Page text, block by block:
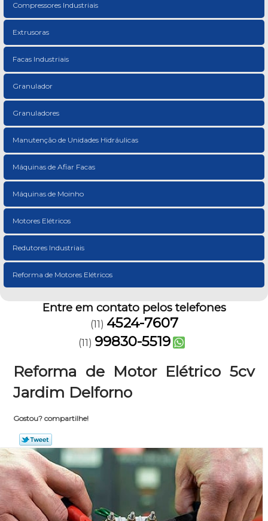
Compressores Industriais
Extrusoras
Facas Industriais
Granulador
Granuladores
Manutenção de Unidades Hidráulicas
Máquinas de Afiar Facas
Máquinas de Moinho
Motores Elétricos
Redutores Industriais
Reforma de Motores Elétricos
Entre em contato pelos telefones
(11) 4524-7607
(11) 99830-5519
Reforma de Motor Elétrico 5cv
Jardim Delforno
Gostou? compartilhe!